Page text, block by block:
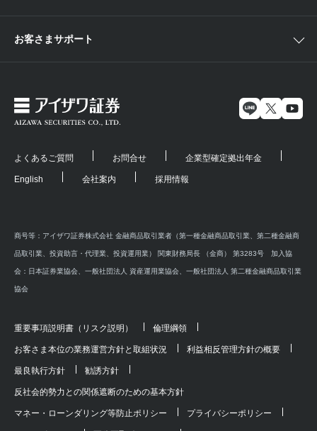
お客さまサポート
よくあるご質問 お問合せ 企業型確定拠出年金
English 会社案内 採用情報
商号等：アイザワ証券株式会社 金融商品取引業者（第一種金融商品取引業、第二種金融商
品取引業、投資助言・代理業、投資運用業） 関東財務局長 （金商） 第3283号 加入協
会：日本証券業協会、一般社団法人 資産運用業協会、一般社団法人 第二種金融商品取引業
協会
重要事項説明書（リスク説明） 倫理綱領
お客さま本位の業務運営方針と取組状況 利益相反管理方針の概要
最良執行方針 勧誘方針
反社会的勢力との関係遮断のための基本方針
マネー・ローンダリング等防止ポリシー プライバシーポリシー